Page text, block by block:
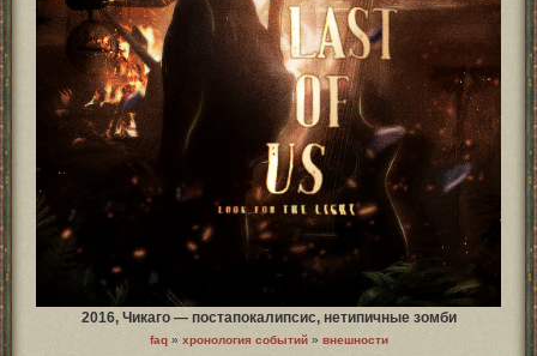
2016, Чикаго — постапокалипсис, нетипичные зомби
faq» хронология событий» внешности